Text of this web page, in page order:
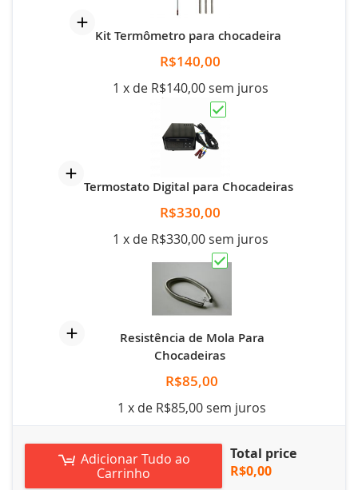
Kit Termômetro para chocadeira
R$140,00
1 x de R$140,00 sem juros
Termostato Digital para Chocadeiras
R$330,00
1 x de R$330,00 sem juros
Resistência de Mola Para
Chocadeiras
R$85,00
1 x de R$85,00 sem juros
Adicionar Tudo ao
Carrinho
Total price
R$0,00